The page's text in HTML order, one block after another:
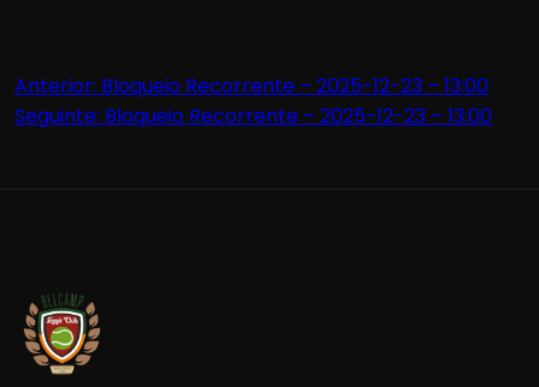
Beach Tennis
Navegação
de
Anterior: Bloqueio Recorrente – 2025-12-23 – 13:00
Seguinte: Bloqueio Recorrente – 2025-12-23 – 13:00